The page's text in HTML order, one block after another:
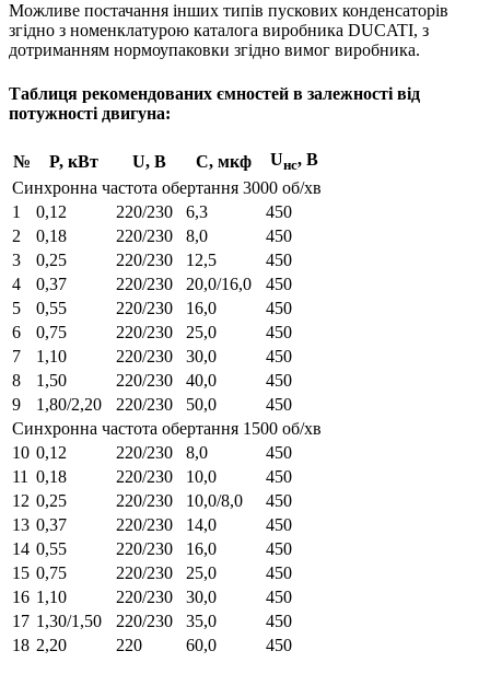
Можливе постачання інших типів пускових конденсаторів
згідно з номенклатурою каталога виробника DUCATI, з
дотриманням нормоупаковки згідно вимог виробника.
Таблиця рекомендованих ємностей в залежності від
потужності двигуна:
№ P, кВт U, В C, мкф Uнс, В
Синхронна частота обертання 3000 об/хв
1
0,12 220/230 6,3
450
2
0,18 220/230 8,0
450
3
0,25 220/230 12,5
450
4
0,37 220/230 20,0/16,0
450
5
0,55 220/230 16,0
450
6
0,75 220/230 25,0
450
7
1,10 220/230 30,0
450
8
1,50 220/230 40,0
450
9
1,80/2,20 220/230 50,0
450
Синхронна частота обертання 1500 об/хв
10 0,12 220/230 8,0
450
11 0,18 220/230 10,0
450
12 0,25 220/230 10,0/8,0
450
13 0,37 220/230 14,0
450
14 0,55 220/230 16,0
450
15 0,75 220/230 25,0
450
16 1,10 220/230 30,0
450
17 1,30/1,50 220/230 35,0
450
18 2,20 220 60,0 450